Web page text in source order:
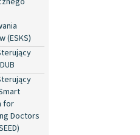
(ESKS)
for
Doctors